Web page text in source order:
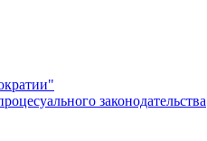
законодательства